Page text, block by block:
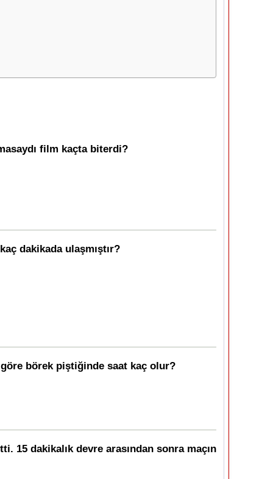
film kaçta biterdi?
dakikada ulaşmıştır?
göre börek piştiğinde saat kaç olur?
15 dakikalık devre arasından sonra maçın